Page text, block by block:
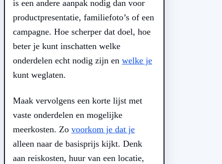
is een andere aanpak nodig dan voor
productpresentatie, familiefoto’s of een
campagne. Hoe scherper dat doel, hoe
beter je kunt inschatten welke
onderdelen echt nodig zijn en welke je
kunt weglaten.
Maak vervolgens een korte lijst met
vaste onderdelen en mogelijke
meerkosten. Zo voorkom je dat je
alleen naar de basisprijs kijkt. Denk
aan reiskosten, huur van een locatie,